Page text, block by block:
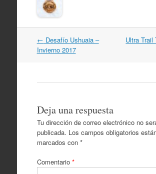
Navegación
por
← Desafío Ushuaia –
Invierno 2017
Ultra Trail
Deja una respuesta
Tu dirección de correo electrónico no
publicada. Los campos obligatorios
marcados con *
Comentario *